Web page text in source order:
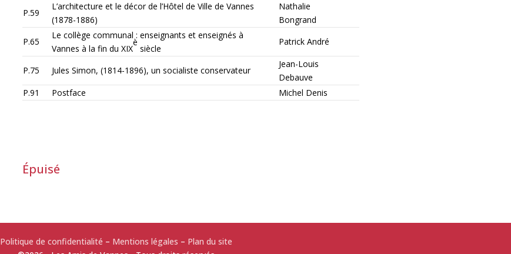
P.59
L’architecture et le décor de l’Hôtel de Ville de Vannes
(1878-1886)
Nathalie
Bongrand
P.65
Le collège communal : enseignants et enseignés à
Vannes à la fin du XIX
è
siècle
Patrick André
P.75 Jules Simon, (1814-1896), un socialiste conservateur
Jean-Louis
Debauve
P.91
Postface Michel Denis
Épuisé
Politique de confidentialité – Mentions légales – Plan du site